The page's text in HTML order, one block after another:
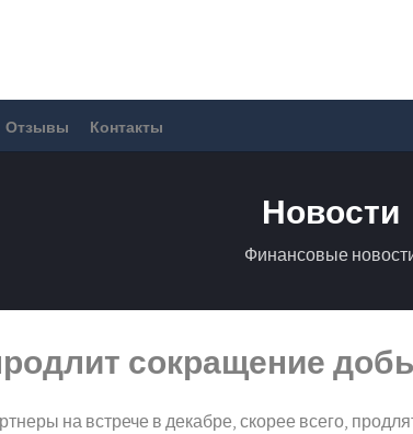
Отзывы Контакты
Новости
Финансовые
сокращение
на встрече в декабре, скорее всего,